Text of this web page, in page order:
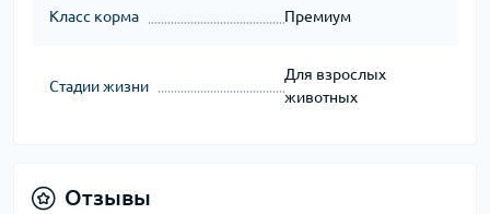
Класс корма Премиум
Стадии жизни
Для взрослых
животных
Отзывы